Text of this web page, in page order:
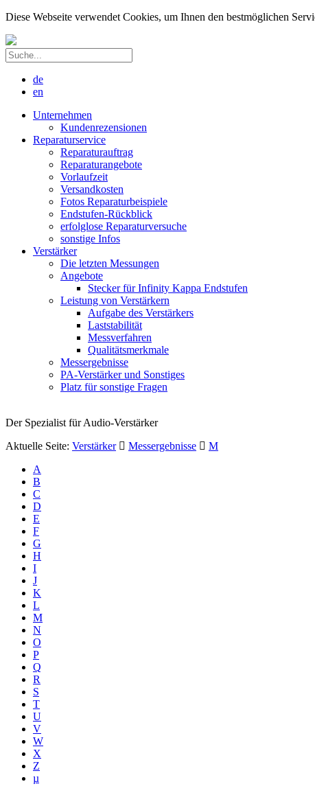
Diese Webseite verwendet Cookies, um Ihnen den bestmöglichen
de
en
Unternehmen
Kundenrezensionen
Reparaturservice
Reparaturauftrag
Reparaturangebote
Vorlaufzeit
Versandkosten
Fotos Reparaturbeispiele
Endstufen-Rückblick
erfolglose Reparaturversuche
sonstige Infos
Verstärker
Die letzten Messungen
Angebote
Stecker für Infinity Kappa Endstufen
Leistung von Verstärkern
Aufgabe des Verstärkers
Laststabilität
Messverfahren
Qualitätsmerkmale
Messergebnisse
PA-Verstärker und Sonstiges
Platz für sonstige Fragen
Der Spezialist für Audio-Verstärker
Aktuelle Seite: Verstärker Messergebnisse
M
A
B
C
D
E
F
G
H
I
J
K
L
M
N
O
P
Q
R
S
T
U
V
W
X
Z
µ